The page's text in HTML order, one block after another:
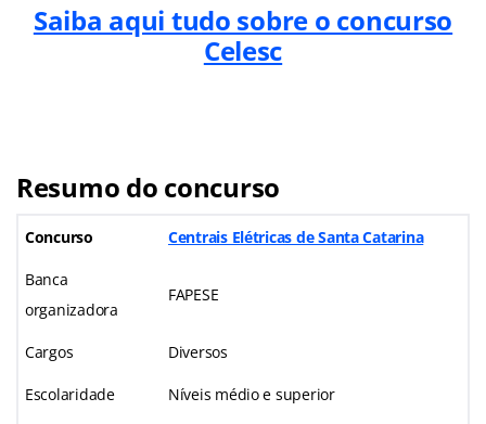
Saiba aqui tudo sobre o concurso
Celesc
Resumo do concurso
Concurso Centrais Elétricas de Santa Catarina
Banca
organizadora
FAPESE
Cargos Diversos
Escolaridade Níveis médio e superior